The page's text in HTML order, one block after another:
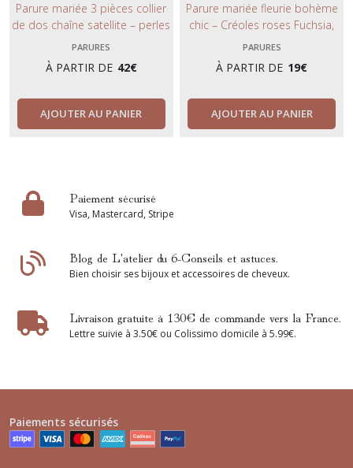
Parure mariée 3 pièces collier
de dos chaîne satellite – perles
de culture, boucles clous &
bracelet – Bijoux mariage
élégant fait main.
PARURES
À PARTIR DE 42€
AJOUTER AU PANIER
Parure mariée fleurie bohème
chic – Créoles roses Fuchsia,
collier nacre et barrette dorée.
PARURES
À PARTIR DE 19€
AJOUTER AU PANIER
Paiement sécurisé
Visa, Mastercard, Stripe
Blog de L'atelier du 6-Conseils et astuces.
Bien choisir ses bijoux et accessoires de cheveux.
Livraison gratuite à 130€ de commande vers la France.
Lettre suivie à 3.50€ ou Colissimo domicile à 5.99€.
Paiements sécurisés